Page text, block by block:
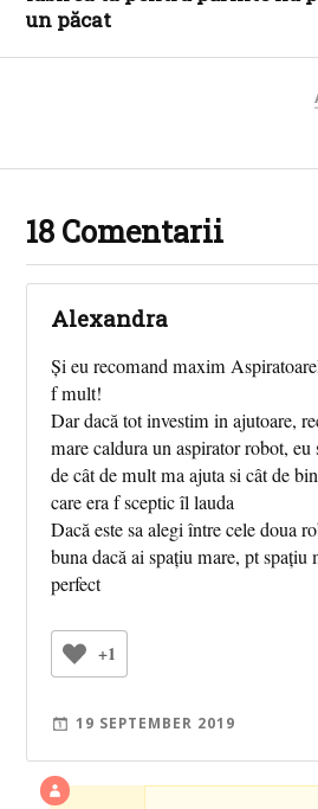
un păcat
18 Comentarii
Alexandra
Și eu recomand maxim
f mult!
Dar dacă tot investim in ajutoare,
mare caldura un aspirator robot, eu
de cât de mult ma ajuta si cât de
care era f sceptic îl lauda
Dacă este sa alegi între cele doua
buna dacă ai spațiu mare, pt spațiu
perfect
+1
19 SEPTEMBER 2019